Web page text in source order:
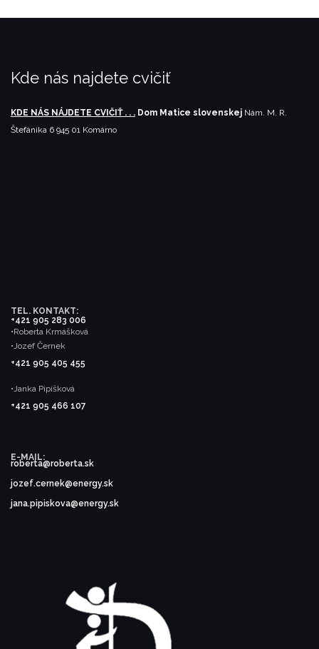
Kde nás najdete cvičiť
KDE NÁS NÁJDETE CVIČIŤ . . . Dom Matice slovenskej Nám. M. R.
Štefánika 6 945 01 Komárno
TEL. KONTAKT:
•Roberta Krmášková
+421 905 283 006
•Jozef Černek
+421 905 405 455
•Janka Pipíšková
+421 905 466 107
E-MAIL:
roberta@roberta.sk
jozef.cernek@energy.sk
jana.pipiskova@energy.sk